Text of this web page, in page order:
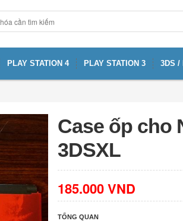
PLAY STATION 4 PLAY STATION 3 3DS /
Case ốp cho
3DSXL
185.000 VND
TỔNG QUAN